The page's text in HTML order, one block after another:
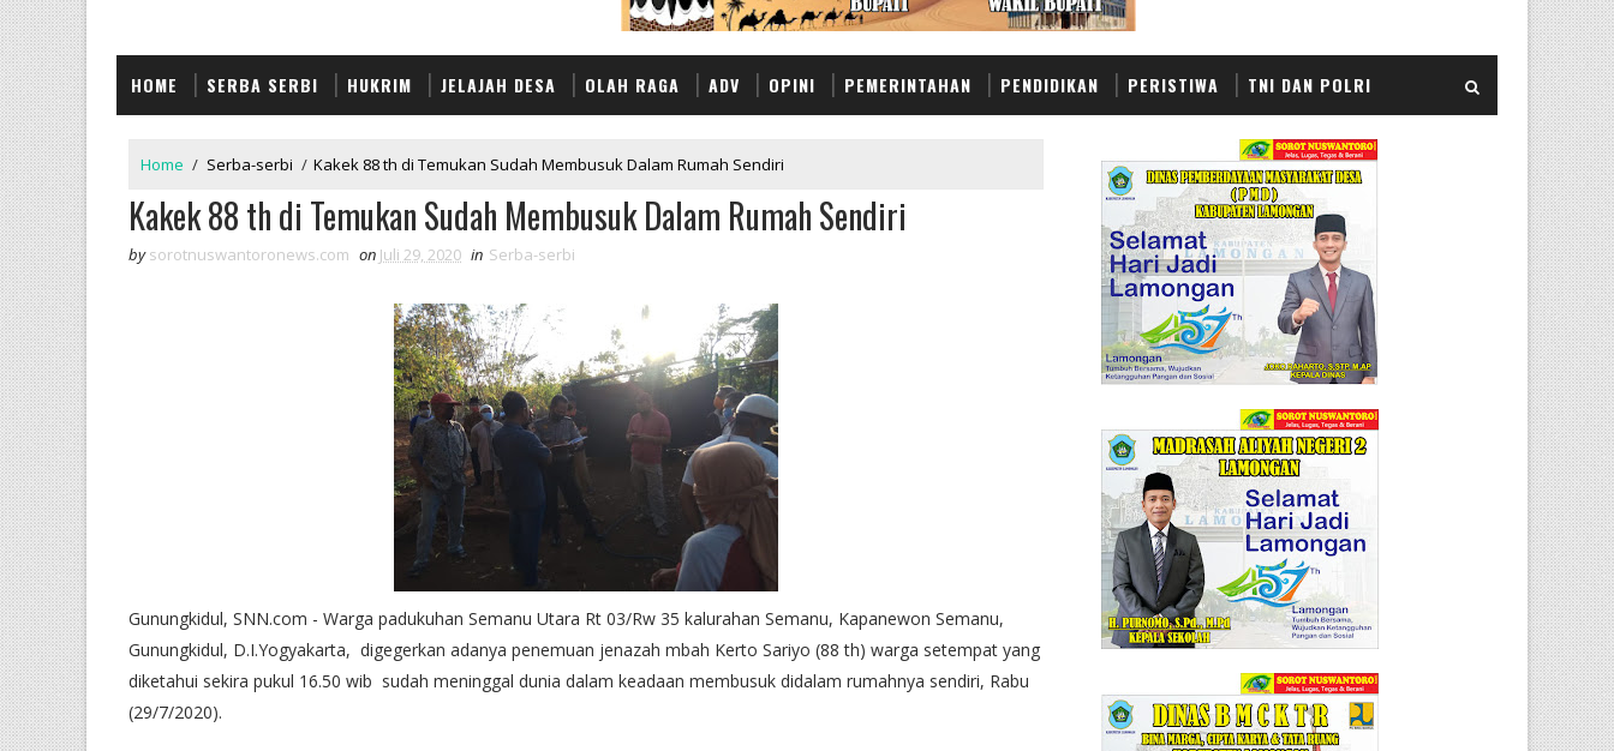
HOME SERBA SERBI HUKRIM JELAJAH DESA OLAH RAGA ADV OPINI PEMERINTAHAN PENDIDIKAN PERISTIWA TNI DAN POLRI
Home / Serba-serbi / Kakek 88 th di Temukan Sudah Membusuk Dalam Rumah Sendiri
Kakek 88 th di Temukan Sudah Membusuk Dalam Rumah Sendiri
by sorotnuswantoronews.com on Juli 29, 2020 in Serba-serbi
Gunungkidul, SNN.com - Warga padukuhan Semanu Utara Rt 03/Rw 35 kalurahan Semanu, Kapanewon Semanu,
Gunungkidul, D.I.Yogyakarta, digegerkan adanya penemuan jenazah mbah Kerto Sariyo (88 th) warga setempat yang
diketahui sekira pukul 16.50 wib sudah meninggal dunia dalam keadaan membusuk didalam rumahnya sendiri, Rabu
(29/7/2020).